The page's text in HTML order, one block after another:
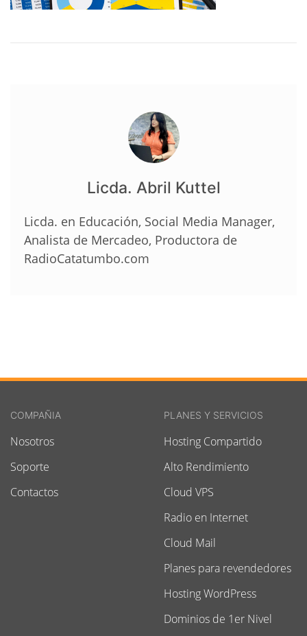
Licda. Abril Kuttel
Licda. en Educación, Social Media Manager,
Analista de Mercadeo, Productora de
RadioCatatumbo.com
COMPAÑIA
Nosotros
Soporte
Contactos
PLANES Y SERVICIOS
Hosting Compartido
Alto Rendimiento
Cloud VPS
Radio en Internet
Cloud Mail
Planes para revendedores
Hosting WordPress
Dominios de 1er Nivel